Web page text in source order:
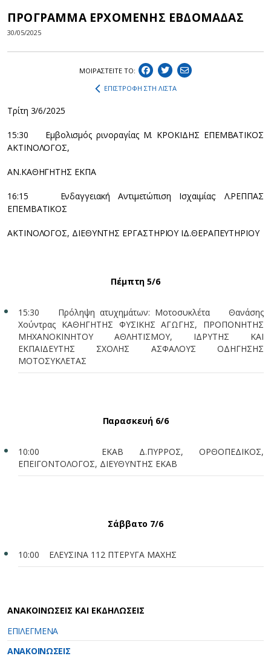
ΠΡΟΓΡΑΜΜΑ ΕΡΧΟΜΕΝΗΣ ΕΒΔΟΜΑΔΑΣ
30/05/2025
ΜΟΙΡΑΣΤEIΤΕ ΤΟ:
ΕΠΙΣΤΡΟΦΗ ΣΤΗ ΛΙΣΤΑ
Τρίτη 3/6/2025
15:30 Εμβολισμός ρινοραγίας Μ. ΚΡΟΚΙΔΗΣ ΕΠΕΜΒΑΤΙΚΟΣ
ΑΚΤΙΝΟΛΟΓΟΣ,
ΑΝ.ΚΑΘΗΓΗΤΗΣ ΕΚΠΑ
16:15 Ενδαγγειακή Αντιμετώπιση Ισχαιμίας: Λ.ΡΕΠΠΑΣ
ΕΠΕΜΒΑΤΙΚΟΣ
ΑΚΤΙΝΟΛΟΓΟΣ, ΔΙΕΘΥΝΤΗΣ ΕΡΓΑΣΤΗΡΙΟΥ ΙΔ.ΘΕΡΑΠΕΥΤΗΡΙΟΥ
Πέμπτη 5/6
15:30 Πρόληψη ατυχημάτων: Μοτοσυκλέτα Θανάσης
Χούντρας ΚΑΘΗΓΗΤΗΣ ΦΥΣΙΚΗΣ ΑΓΩΓΗΣ, ΠΡΟΠΟΝΗΤΗΣ
ΜΗΧΑΝΟΚΙΝΗΤΟΥ ΑΘΛΗΤΙΣΜΟΥ, ΙΔΡΥΤΗΣ ΚΑΙ
ΕΚΠΑΙΔΕΥΤΗΣ ΣΧΟΛΗΣ ΑΣΦΑΛΟΥΣ ΟΔΗΓΗΣΗΣ
ΜΟΤΟΣΥΚΛΕΤΑΣ
Παρασκευή 6/6
10:00 ΕΚΑΒ Δ.ΠΥΡΡΟΣ, ΟΡΘΟΠΕΔΙΚΟΣ,
ΕΠΕΙΓΟΝΤΟΛΟΓΟΣ, ΔΙΕΥΘΥΝΤΗΣ ΕΚΑΒ
Σάββατο 7/6
10:00 ΕΛΕΥΣΙΝΑ 112 ΠΤΕΡΥΓΑ ΜΑΧΗΣ
ΑΝΑΚΟΙΝΩΣΕΙΣ ΚΑΙ ΕΚΔΗΛΩΣΕΙΣ
ΕΠΙΛΕΓΜΕΝΑ
ΑΝΑΚΟΙΝΩΣΕΙΣ